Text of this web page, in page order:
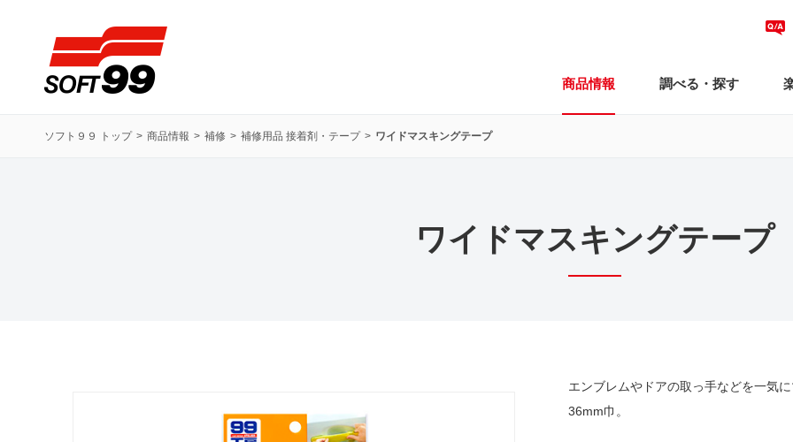
商品情報 調べる・探す
ソフト９９ トップ 商品情報 補修 補修用品 接着剤・テープ ワイドマスキングテープ
ワイドマスキングテープ
エンブレムやドアの取っ手などを一気に
36mm巾。